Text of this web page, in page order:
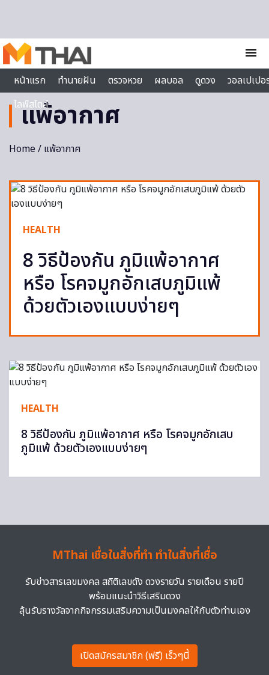
menu
หน้าแรก
ทำนายฝัน ตรวจหวย ผลบอล ดูดวง
วอลเปเป
ไลฟ์สไตล์
แพ้อากาศ
Home/ แพ้อากาศ
HEALTH
8 วิธีป้องกัน ภูมิแพ้อากาศ
หรือ โรคจมูกอักเสบภูมิแพ้
ด้วยตัวเองแบบง่ายๆ
HEALTH
8 วิธีป้องกัน ภูมิแพ้อากาศ หรือ โรคจมูกอักเสบ
ภูมิแพ้ ด้วยตัวเองแบบง่ายๆ
MThai เชื่อในสิ่งที่ทำ ทำในสิ่งที่เชื่อ
รับข่าวสารเลขมงคล สถิติเลขดัง ดวงรายวัน รายเดือน รายปี
พร้อมแนะนำวิธีเสริมดวง
ลุ้นรับรางวัลจากกิจกรรมเสริมความเป็นมงคลให้กับตัวท่านเอง
เปิดสมัครสมาชิก (ฟรี) เร็วๆนี้